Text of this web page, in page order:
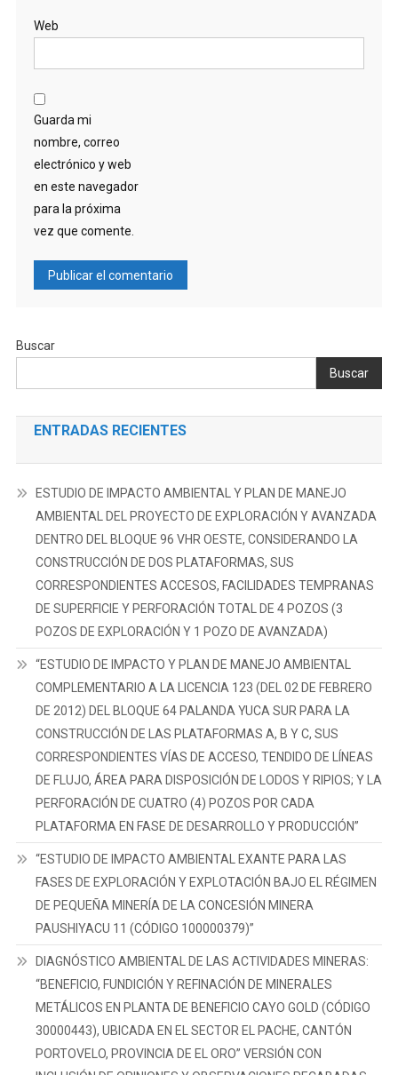
Web
Guarda mi
nombre, correo
electrónico y web
en este navegador
para la próxima
vez que comente.
Buscar
Buscar
ENTRADAS RECIENTES
ESTUDIO DE IMPACTO AMBIENTAL Y PLAN DE MANEJO
AMBIENTAL DEL PROYECTO DE EXPLORACIÓN Y AVANZADA
DENTRO DEL BLOQUE 96 VHR OESTE, CONSIDERANDO LA
CONSTRUCCIÓN DE DOS PLATAFORMAS, SUS
CORRESPONDIENTES ACCESOS, FACILIDADES TEMPRANAS
DE SUPERFICIE Y PERFORACIÓN TOTAL DE 4 POZOS (3
POZOS DE EXPLORACIÓN Y 1 POZO DE AVANZADA)
“ESTUDIO DE IMPACTO Y PLAN DE MANEJO AMBIENTAL
COMPLEMENTARIO A LA LICENCIA 123 (DEL 02 DE FEBRERO
DE 2012) DEL BLOQUE 64 PALANDA YUCA SUR PARA LA
CONSTRUCCIÓN DE LAS PLATAFORMAS A, B Y C, SUS
CORRESPONDIENTES VÍAS DE ACCESO, TENDIDO DE LÍNEAS
DE FLUJO, ÁREA PARA DISPOSICIÓN DE LODOS Y RIPIOS; Y LA
PERFORACIÓN DE CUATRO (4) POZOS POR CADA
PLATAFORMA EN FASE DE DESARROLLO Y PRODUCCIÓN”
“ESTUDIO DE IMPACTO AMBIENTAL EXANTE PARA LAS
FASES DE EXPLORACIÓN Y EXPLOTACIÓN BAJO EL RÉGIMEN
DE PEQUEÑA MINERÍA DE LA CONCESIÓN MINERA
PAUSHIYACU 11 (CÓDIGO 100000379)”
DIAGNÓSTICO AMBIENTAL DE LAS ACTIVIDADES MINERAS:
“BENEFICIO, FUNDICIÓN Y REFINACIÓN DE MINERALES
METÁLICOS EN PLANTA DE BENEFICIO CAYO GOLD (CÓDIGO
30000443), UBICADA EN EL SECTOR EL PACHE, CANTÓN
PORTOVELO, PROVINCIA DE EL ORO” VERSIÓN CON